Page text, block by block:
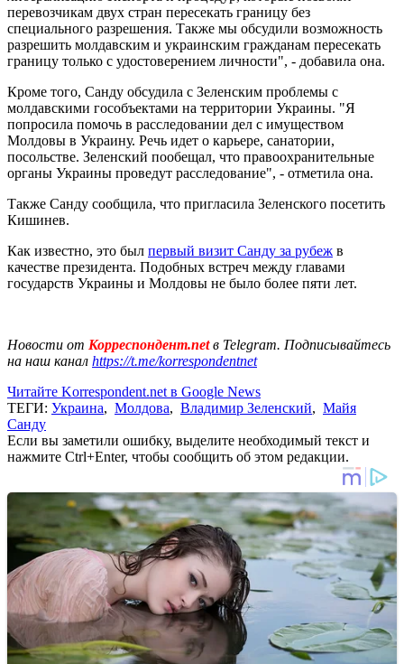
перевозчикам двух стран пересекать границу без
специального разрешения. Также мы обсудили возможность
разрешить молдавским и украинским гражданам пересекать
границу только с удостоверением личности", - добавила она.
Кроме того, Санду обсудила с Зеленским проблемы с
молдавскими гособъектами на территории Украины. "Я
попросила помочь в расследовании дел с имуществом
Молдовы в Украину. Речь идет о карьере, санатории,
посольстве. Зеленский пообещал, что правоохранительные
органы Украины проведут расследование", - отметила она.
Также Санду сообщила, что пригласила Зеленского посетить
Кишинев.
Как известно, это был первый визит Санду за рубеж в
качестве президента. Подобных встреч между главами
государств Украины и Молдовы не было более пяти лет.
Новости от Корреспондент.netв Telegram. Подписывайтесь
на наш канал https://t.me/korrespondentnet
Читайте Korrespondent.net в Google News
ТЕГИ: Украина, Молдова, Владимир Зеленский, Майя
Санду
Если вы заметили ошибку, выделите необходимый текст и
нажмите Ctrl+Enter, чтобы сообщить об этом редакции.